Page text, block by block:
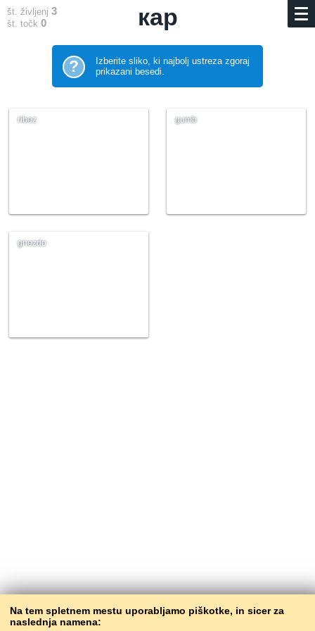
Na tem spletnem mestu uporabljamo piškotke, in sicer za
naslednja namena:
št. življenj 3
št. točk 0 кар
?
Izberite sliko, ki najbolj ustreza zgoraj
prikazani besedi.
ribez gumb
gnezdo